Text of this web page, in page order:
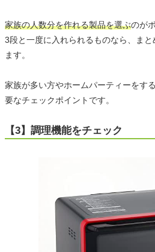
家族の人数分を作れる製品を選ぶのが
3段と一度に入れられるものなら、ま
ます。
家族が多い方やホームパーティーをす
要なチェックポイントです。
【3】調理機能をチェック